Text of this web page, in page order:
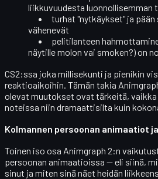
liikkuvuudesta luonnollisemman
turhat "nytkäykset" ja
vähenevät
pelitilanteen
näytille molon vai smoken?) on
CS2:ssa joka millisekunti ja pienikin
reaktioaikoihin. Tämän takia
olevat muutokset ovat tärkeitä, vaikka
noteissa niin dramaattisilta kuin
Kolmannen persoonan animaatiot
Toinen iso osa Animgraph 2:n
persoonan animaatioissa — eli siinä,
sinut ja miten sinä näet heidän